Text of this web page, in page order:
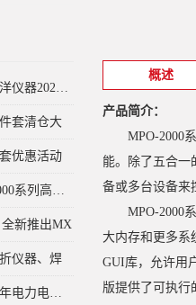
心有所向，行则必至｜海洋仪器2026年
套清仓大
优惠活动
台湾固纬全新推出GPP-1000系列高精度可
新推出MX
仪器、焊
海洋仪器参加电源网2025年电力电子与
概述
产品简介：
MPO-2000
能。除了五合一
备或多台设备来
MPO-2000
大内存和更多系
GUI库，允许用
版提供了可执行